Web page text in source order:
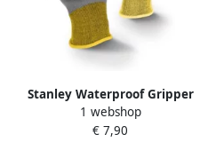
Stanley Waterproof Gripper
Handschoen | SY18L EU
1 webshop
€ 7,90